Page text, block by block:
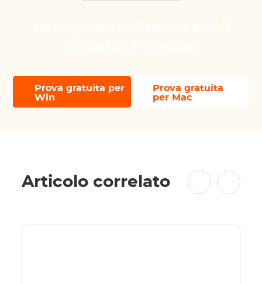
Prova gratuita per
Win
Prova gratuita
per Mac
Articolo correlato